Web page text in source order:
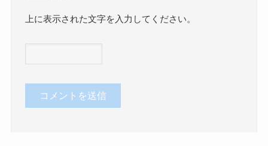
上に表示された文字を入力してください。